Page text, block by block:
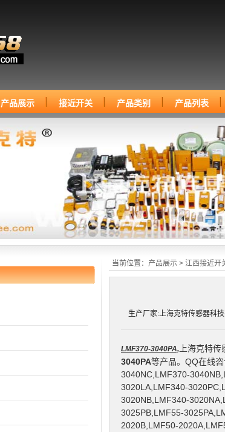
产品展示 接近开关 产品类别 产品列表
当前位置： 产品展示 > 江西接近开
生产厂家:上海克特传感器科
LMF370-3040PA, 上海克特
3040PA等产品。QQ在线
3040NC,LMF370-
3020LA,LMF340-
3020NB,LMF340-
3025PB,LMF55-
2020B,LMF50-